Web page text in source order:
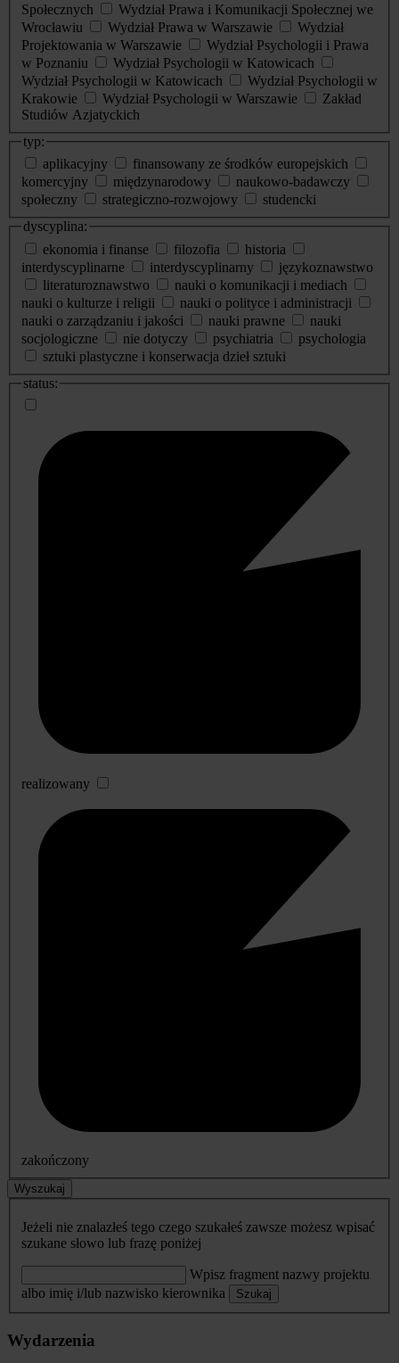
Społecznych
Wydział Prawa i Komunikacji Społecznej we
Wrocławiu
Wydział Prawa w Warszawie
Wydział
Projektowania w Warszawie
Wydział Psychologii i Prawa
w Poznaniu
Wydział Psychologii w Katowicach
Wydział Psychologii w Katowicach
Wydział Psychologii w
Krakowie
Wydział Psychologii w Warszawie
Zakład
Studiów Azjatyckich
typ:
aplikacyjny
finansowany ze środków europejskich
komercyjny
międzynarodowy
naukowo-badawczy
społeczny
strategiczno-rozwojowy
studencki
dyscyplina:
ekonomia i finanse
filozofia
historia
interdyscyplinarne
interdyscyplinarny
językoznawstwo
literaturoznawstwo
nauki o komunikacji i mediach
nauki o kulturze i religii
nauki o polityce i administracji
nauki o zarządzaniu i jakości
nauki prawne
nauki
socjologiczne
nie dotyczy psychiatria
psychologia
sztuki plastyczne i konserwacja dzieł sztuki
status:
realizowany
zakończony
Wyszukaj
Jeżeli nie znalazłeś tego czego szukałeś zawsze możesz wpisać
szukane słowo lub frazę poniżej
Wpisz fragment nazwy projektu
albo imię i/lub nazwisko kierownika
Szukaj
Wydarzenia